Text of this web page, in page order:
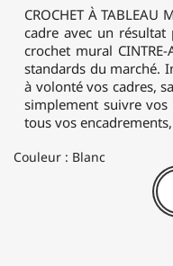
CROCHET À
cadre avec un résultat
crochet mural
standards du marché.
à volonté vos cadres,
simplement suivre
tous vos
Couleur : Blanc